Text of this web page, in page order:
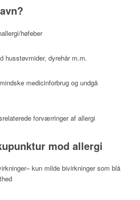
høfeber
husstøvmider, dyrehår m.m.
medicinforbrug og undgå
forværringer af allergi
mod allergi
kun milde bivirkninger som blå